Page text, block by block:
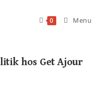
0 Menu
hos Get Ajour